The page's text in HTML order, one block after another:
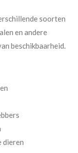
soorten
en andere
beschikbaarheid.
dieren